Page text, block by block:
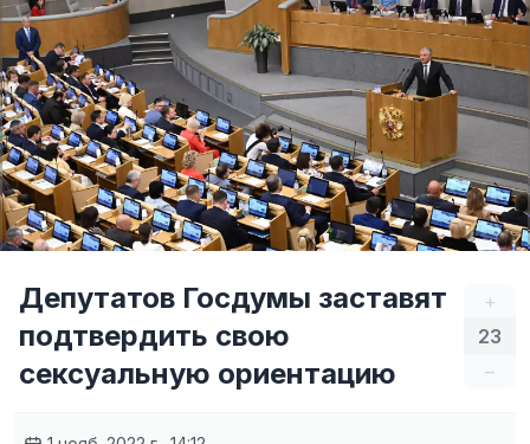
+
23
–
Депутатов Госдумы заставят
подтвердить свою
сексуальную ориентацию